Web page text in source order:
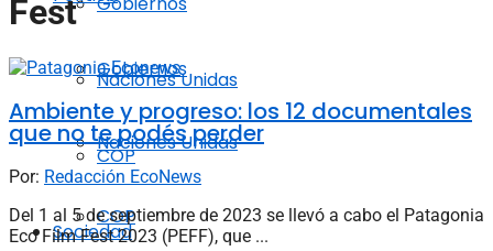
Naciones Unidas
COP
Sociedad
Gobiernos
Naciones Unidas
COP
Fest
Ambiente y progreso: los 12 documentales
que no te podés perder
Por: Redacción EcoNews
Del 1 al 5 de septiembre de 2023 se llevó a cabo el Patagonia
Eco Film Fest 2023 (PEFF), que ...